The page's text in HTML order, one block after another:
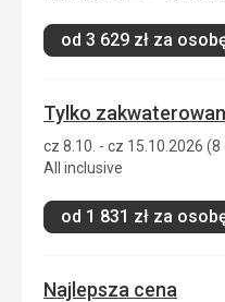
od 3 629 zł za
Tylko
cz 8.10. - cz 15.10.2026 (8
All inclusive
od 1 831 zł za
Najlepsza cena